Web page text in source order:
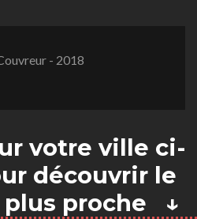
- 2018
votre ville ci-
découvrir le
plus proche ↓